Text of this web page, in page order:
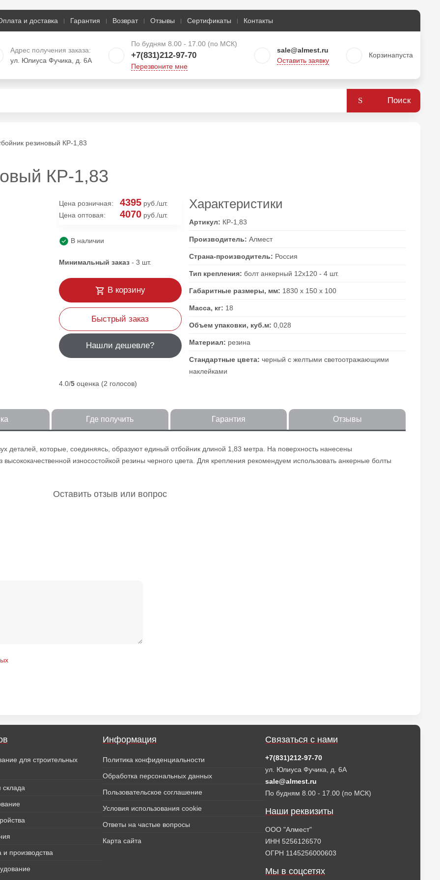
и доставка Гарантия Возврат Отзывы Сертификаты Контакты
Адрес получения заказа:
ул. Юлиуса Фучика, д. 6А
По будням 8.00 - 17.00 (по МСК)
+7(831)212-97-70
Перезвоните мне
sale@almest.ru
Оставить заявку
Корзинапуста
Поиск
резиновый КР-1,83
КР-1,83
Цена розничная: 4395руб./шт.
Цена оптовая:
4070руб./шт.
В наличии
Минимальный заказ- 3 шт.
В корзину
Быстрый заказ
Нашли дешевле?
4.0/5оценка (2 голосов)
Характеристики
Артикул: КР-1,83
Производитель: Алмест
Страна-производитель: Россия
Тип крепления: болт анкерный 12х120 - 4 шт.
Габаритные размеры, мм: 1830 х 150 х 100
Масса, кг: 18
Объем упаковки, куб.м: 0,028
Материал: резина
Стандартные цвета: черный с желтыми светоотражающими
наклейками
Где получить Гарантия Отзывы
деталей, которые, соединяясь, образуют единый отбойник длиной 1,83 метра. На поверхность нанесены
износостойкой резины черного цвета. Для крепления рекомендуем использовать анкерные болты
Оставить отзыв или вопрос
для строительных
производства
Информация
Политика конфиденциальности
Обработка персональных данных
Пользовательское соглашение
Условия использования cookie
Ответы на частые вопросы
Карта сайта
Связаться с нами
+7(831)212-97-70
ул. Юлиуса Фучика, д. 6А
sale@almest.ru
По будням 8.00 - 17.00 (по МСК)
Наши реквизиты
ООО "Алмест"
ИНН 5256126570
ОГРН 1145256000603
Мы в соцсетях